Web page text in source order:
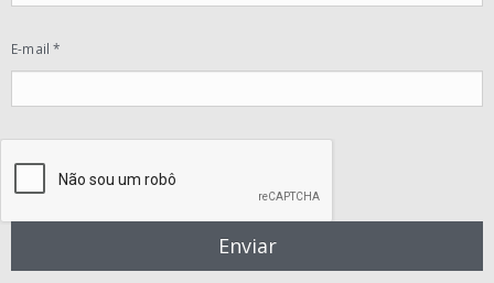
E-mail *